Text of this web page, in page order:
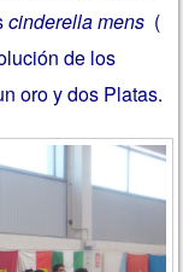
cinderella mens (
de los
oro y dos Platas.